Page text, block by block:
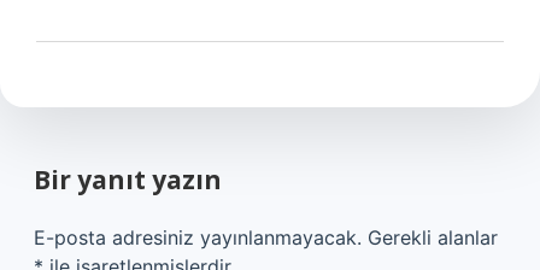
Bir yanıt yazın
E-posta adresiniz yayınlanmayacak. Gerekli alanlar